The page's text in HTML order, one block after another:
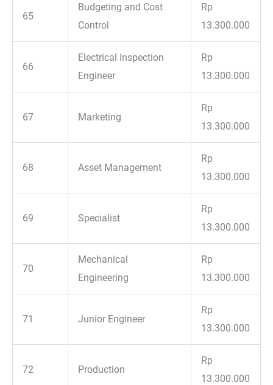
65
Budgeting and Cost
Control
Rp
13.300.000
66
Electrical Inspection
Engineer
Rp
13.300.000
67 Marketing
Rp
13.300.000
68 Asset Management
Rp
13.300.000
69 Specialist
Rp
13.300.000
70
Mechanical
Engineering
Rp
13.300.000
71 Junior Engineer
Rp
13.300.000
72 Production
Rp
13.300.000